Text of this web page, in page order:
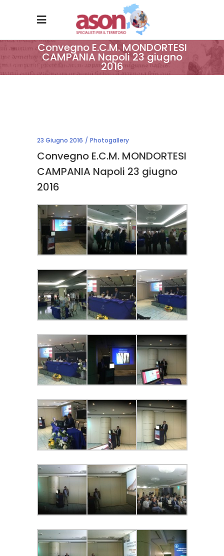
Convegno E.C.M. MONDORTESI
CAMPANIA Napoli 23 giugno
2016
23 Giugno 2016 Photogallery
Convegno E.C.M. MONDORTESI
CAMPANIA Napoli 23 giugno
2016